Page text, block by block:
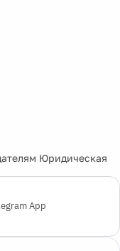
Юридическая
App